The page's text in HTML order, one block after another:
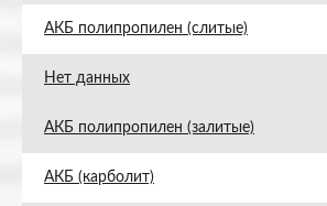
АКБ полипропилен (слитые)
Нет данных
АКБ полипропилен (залитые)
АКБ (карболит)